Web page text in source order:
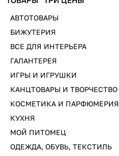
АВТОТОВАРЫ
БИЖУТЕРИЯ
ВСЕ ДЛЯ ИНТЕРЬЕРА
ГАЛАНТЕРЕЯ
ИГРЫ И ИГРУШКИ
КАНЦТОВАРЫ И ТВОРЧЕСТВО
КОСМЕТИКА И ПАРФЮМЕРИЯ
КУХНЯ
МОЙ ПИТОМЕЦ
ОДЕЖДА, ОБУВЬ, ТЕКСТИЛЬ